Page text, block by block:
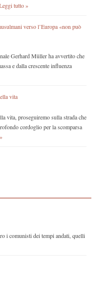
tutto »
verso l’Europa «non può
Gerhard Müller ha avvertito che
e dalla crescente influenza
vita
vita, proseguiremo sulla strada che
cordoglio per la scomparsa
i comunisti dei tempi andati, quelli